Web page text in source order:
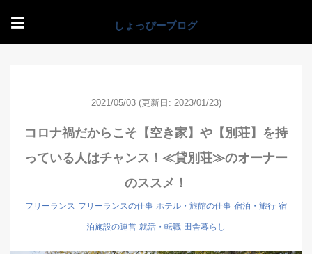
☰
2021/05/03 (更新日: 2023/01/23)
コロナ禍だからこそ【空き家】や【別荘】を持
っている人はチャンス！≪貸別荘≫のオーナー
のススメ！
フリーランス フリーランスの仕事 ホテル・旅館の仕事 宿泊・旅行 宿
泊施設の運営 就活・転職 田舎暮らし